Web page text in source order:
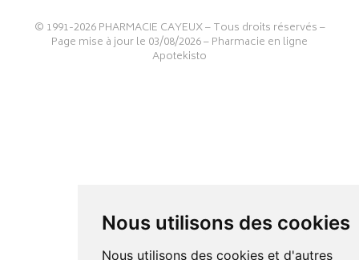
Nous utilisons des cookies
Nous utilisons des cookies et d'autres
© 1991-2026PHARMACIE CAYEUX– Tous droits réservés –
Page mise à jour le 03/08/2026 –Pharmacie en ligne
Apotekisto